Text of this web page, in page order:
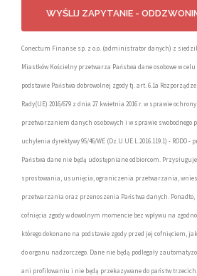
Conectum Finanse sp. z o.o. (administrator danych) z
Miastków Kościelny przetwarza Państwa dane osobowe w
podstawie Państwa dobrowolnej zgody tj. art. 6.1a
Rady(UE) 2016/679 z dnia 27 kwietnia 2016 r. w sprawie
przetwarzaniem danych osobowych i w sprawie swobodnego
uchylenia dyrektywy 95/46/WE (Dz.U.UE.L.2016.119.1) - RODO
Państwa dane nie będą udostępniane odbiorcom.
sprostowania, usunięcia, ograniczenia przetwarzania,
przetwarzania oraz przenoszenia Państwa danych. Ponadto,
cofnięcia zgody w dowolnym momencie bez wpływu na
którego dokonano na podstawie zgody przed jej cofnięciem,
do organu nadzorczego. Dane nie będą podlegały
ani profilowaniu i nie będą przekazywane do państw trzecich.